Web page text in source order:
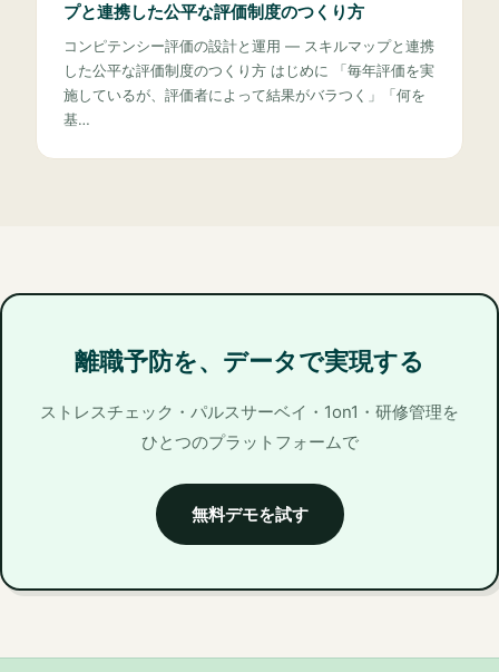
プと連携した公平な評価制度のつくり方
コンピテンシー評価の設計と運用 — スキルマップと連携
した公平な評価制度のつくり方 はじめに 「毎年評価を実
施しているが、評価者によって結果がバラつく」「何を
基…
離職予防を、データで実現する
ストレスチェック・パルスサーベイ・1on1・研修管理を
ひとつのプラットフォームで
無料デモを試す